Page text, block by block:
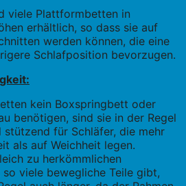
viele Plattformbetten in
erhältlich, so dass sie auf
werden können, die eine
Schlafposition bevorzugen.
kein Boxspringbett oder
benötigen, sind sie in der Regel
stützend für Schläfer, die mehr
als auf Weichheit legen.
zu herkömmlichen
viele bewegliche Teile gibt,